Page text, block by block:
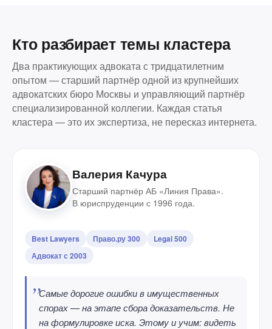
Кто разбирает темы кластера
Два практикующих адвоката с тридцатилетним
опытом — старший партнёр одной из крупнейших
адвокатских бюро Москвы и управляющий партнёр
специализированной коллегии. Каждая статья
кластера — это их экспертиза, не пересказ интернета.
Валерия Качура
Старший партнёр АБ «Линия Права».
В юриспруденции с 1996 года.
Best Lawyers Право.ру 300
Legal 500
Адвокат с 2003
Самые дорогие ошибки в имущественных
спорах — на этапе сбора доказательств. Не
на формулировке иска. Этому и учим: видеть